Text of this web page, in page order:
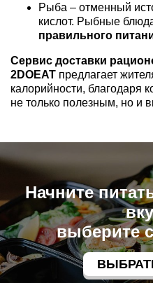
Рыба – отменный
кислот. Рыбные
правильного
Сервис доставки
2DOEAT предлагает
калорийности, благодаря
не только полезным, но и
Начните
выберите